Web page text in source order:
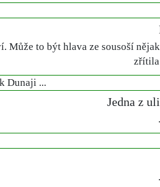
Může to být hlava ze sousoší
zřítila
Jedna z